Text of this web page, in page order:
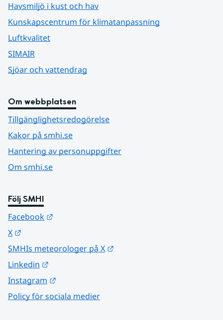
Havsmiljö i kust och hav
Kunskapscentrum för klimatanpassning
Luftkvalitet
SIMAIR
Sjöar och vattendrag
Om webbplatsen
Tillgänglighetsredogörelse
Kakor på smhi.se
Hantering av personuppgifter
Om smhi.se
Följ SMHI
Facebook
X
SMHIs meteorologer på X
Linkedin
Instagram
Policy för sociala medier